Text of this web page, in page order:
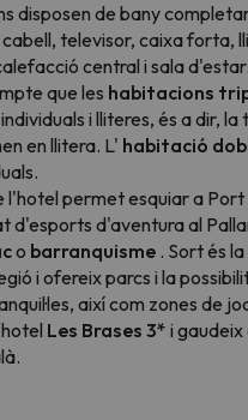
disposen de bany
televisor, caixa forta,
central i sala d'estar.
que les habitacions
i lliteres, és a dir,
en llitera. L' habitació
l'hotel permet esquiar a Port
d'esports d'aventura al
o barranquisme . Sort és
i ofereix parcs i la
així com zones de
Les Brases 3* i gaudeix